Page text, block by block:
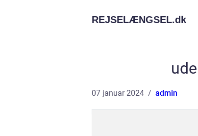
REJSELÆNGSEL.dk
07 januar 2024 admin